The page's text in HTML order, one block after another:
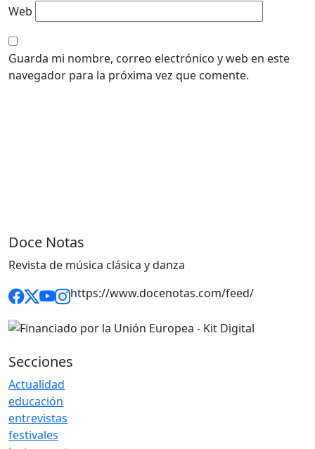
Web
Guarda mi nombre, correo electrónico y web en este
navegador para la próxima vez que comente.
Doce Notas
Revista de música clásica y danza
https://www.docenotas.com/feed/
Secciones
Actualidad
educación
entrevistas
festivales